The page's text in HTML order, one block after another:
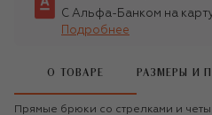
С Альфа-Банком на
Подробнее
О ТОВАРЕ РАЗМЕРЫ И
Прямые брюки со стрелками и